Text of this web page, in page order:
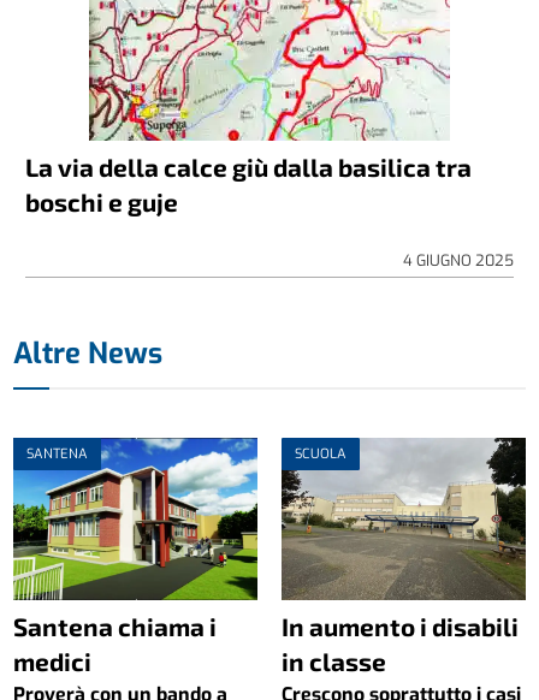
La via della calce giù dalla basilica tra
boschi e guje
4 GIUGNO 2025
Altre News
SANTENA
Santena chiama i
medici
Proverà con un bando a
SCUOLA
In aumento i disabili
in classe
Crescono soprattutto i casi